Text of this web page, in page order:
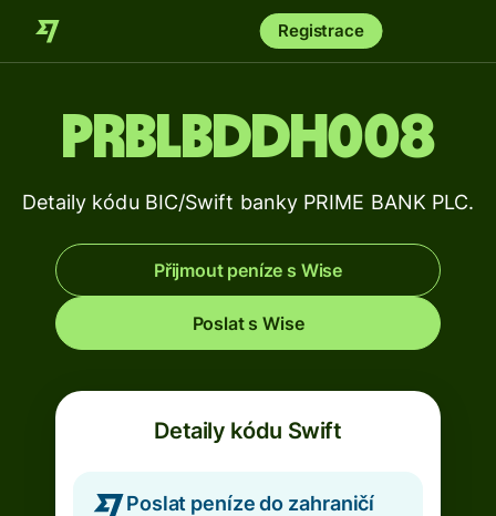
Registrace
PRBLBDDH008
Detaily kódu BIC/Swift banky PRIME BANK PLC.
Přijmout peníze s Wise
Poslat s Wise
Detaily kódu Swift
Poslat peníze do zahraničí